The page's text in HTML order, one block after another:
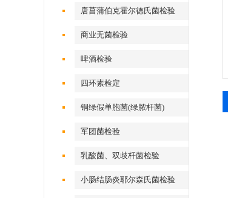
唐菖蒲伯克霍尔德氏菌检验
商业无菌检验
啤酒检验
四环素检定
铜绿假单胞菌(绿脓杆菌)
军团菌检验
乳酸菌、双歧杆菌检验
小肠结肠炎耶尔森氏菌检验